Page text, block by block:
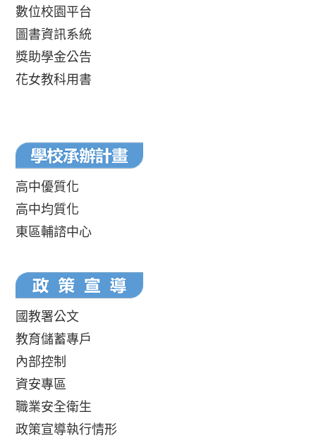
數位校園平台
圖書資訊系統
獎助學金公告
花女教科用書
高中優質化
高中均質化
東區輔諮中心
國教署公文
教育儲蓄專戶
內部控制
資安專區
職業安全衛生
政策宣導執行情形